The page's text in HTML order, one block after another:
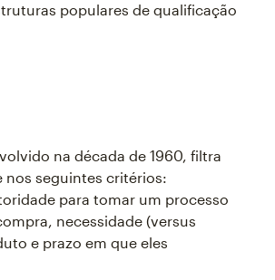
populares de qualificação
na década de 1960, filtra
nos seguintes critérios:
para tomar um processo
necessidade (versus
e prazo em que eles